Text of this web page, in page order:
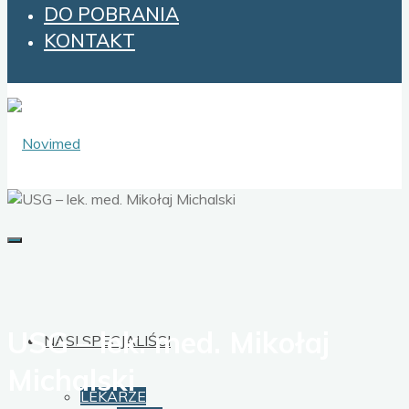
DO POBRANIA
KONTAKT
NASI SPECJALIŚCI
LEKARZE
USG – lek. med. Mikołaj
Michalski